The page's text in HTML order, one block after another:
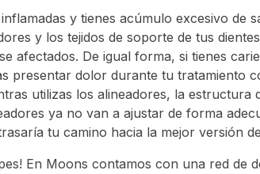
y tienes acúmulo excesivo de
y los tejidos de soporte de tus
afectados. De igual forma, si tienes
presentar dolor durante tu tratamiento
utilizas los alineadores, la estructura
ya no van a ajustar de forma
tu camino hacia la mejor versión
En Moons contamos con una red de